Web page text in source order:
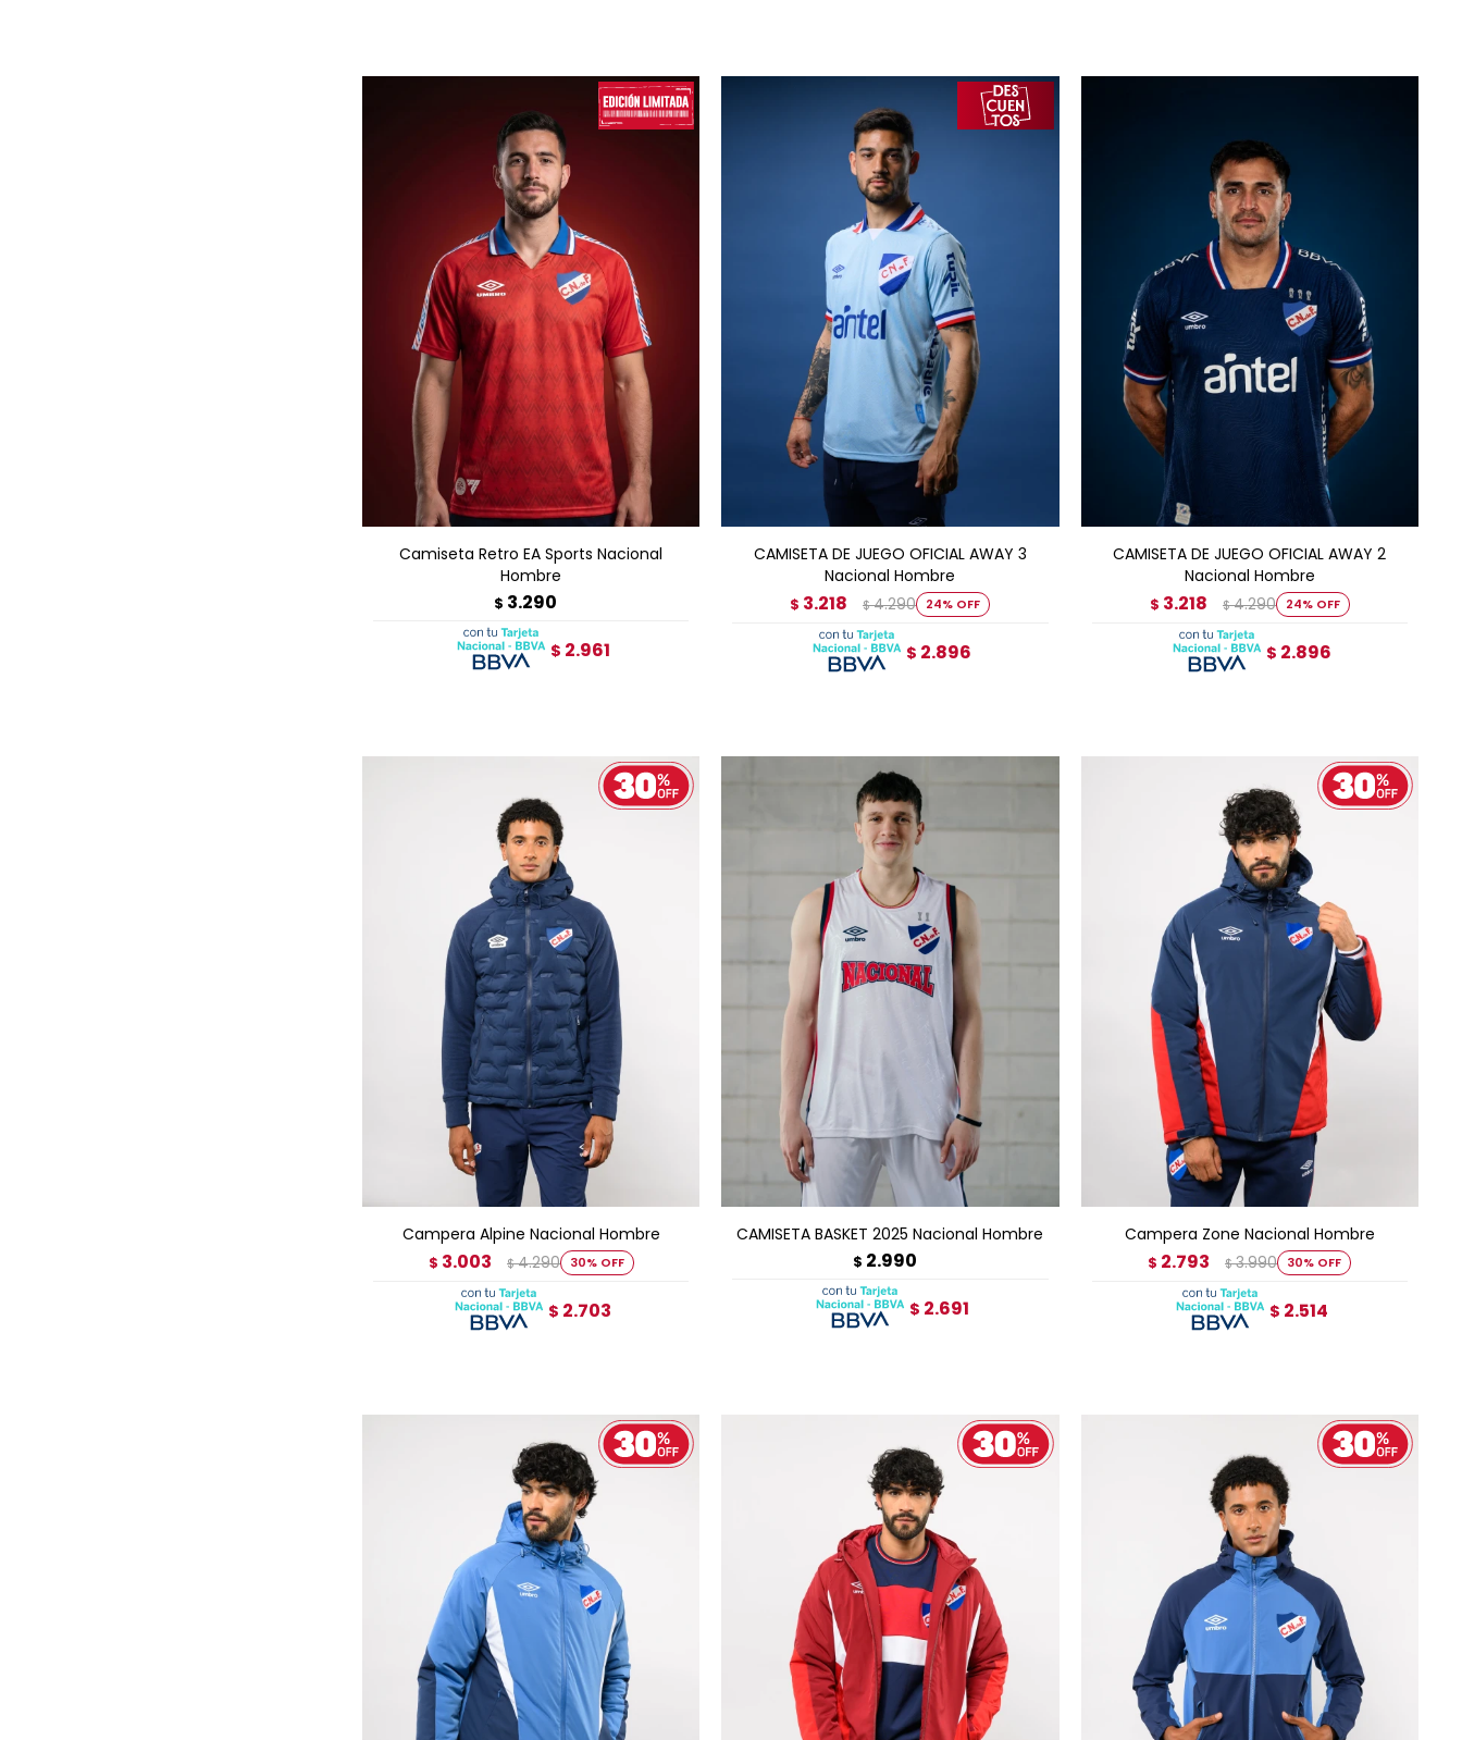
Camiseta Retro EA Sports Nacional
Hombre
$ 3.290
$ 2.961
AGREGAR AL CARRITO
CAMISETA DE JUEGO OFICIAL AWAY 3
Nacional Hombre
$ 3.218 $ 4.290 24
$ 2.896
AGREGAR AL CARRITO
CAMISETA DE JUEGO OFICIAL AWAY 2
Nacional Hombre
$ 3.218 $ 4.290 24
$ 2.896
AGREGAR AL CARRITO
Campera Alpine Nacional Hombre
$ 3.003 $ 4.290 30
$ 2.703
AGREGAR AL CARRITO
CAMISETA BASKET 2025 Nacional Hombre
$ 2.990
$ 2.691
AGREGAR AL CARRITO
Campera Zone Nacional Hombre
$ 2.793 $ 3.990 30
$ 2.514
AGREGAR AL CARRITO